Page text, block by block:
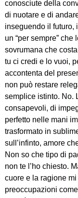
conosciute della
di nuotare e di
inseguendo il futuro,
un “per sempre”
sovrumana che
tu ci credi e lo vuoi,
accontenta del
non può restare
semplice istinto. No.
consapevoli, di
perfetto nelle mani
trasformato in
sull’infinto, amore
Non so che tipo di
non te l’ho chiesto.
cuore e la ragione
preoccupazioni